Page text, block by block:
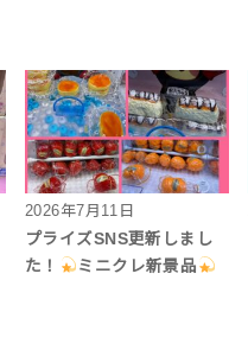
2026年7月11日
プライズSNS更新しまし
た！
ミニクレ新景品